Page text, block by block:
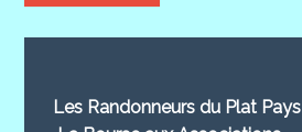
Les Randonneurs du Plat Pays